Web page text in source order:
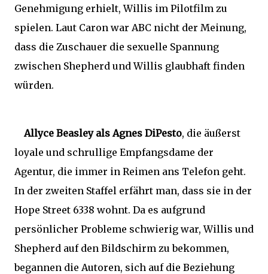
Genehmigung erhielt, Willis im Pilotfilm zu
spielen. Laut Caron war ABC nicht der Meinung,
dass die Zuschauer die sexuelle Spannung
zwischen Shepherd und Willis glaubhaft finden
würden.
Allyce Beasley als Agnes DiPesto, die äußerst
loyale und schrullige Empfangsdame der
Agentur, die immer in Reimen ans Telefon geht.
In der zweiten Staffel erfährt man, dass sie in der
Hope Street 6338 wohnt. Da es aufgrund
persönlicher Probleme schwierig war, Willis und
Shepherd auf den Bildschirm zu bekommen,
begannen die Autoren, sich auf die Beziehung